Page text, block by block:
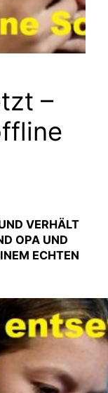
–
VERHÄLT
OPA UND
ECHTEN